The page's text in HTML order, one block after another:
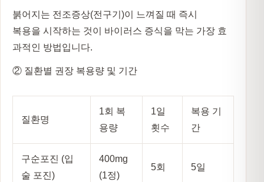
붉어지는 전조증상(전구기)이 느껴질 때 즉시
복용을 시작하는 것이 바이러스 증식을 막는 가장 효
과적인 방법입니다.
② 질환별 권장 복용량 및 기간
질환명
1회 복
용량
1일
횟수
복용 기
간
구순포진 (입
술 포진)
400mg
(1정)
5회 5일